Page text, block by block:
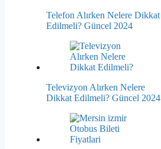
Telefon Alırken Nelere Dikkat
Edilmeli? Güncel 2024
Televizyon Alırken Nelere
Dikkat Edilmeli? Güncel 2024